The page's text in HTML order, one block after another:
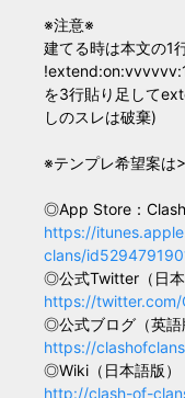
※注意※
建てる時は本文の1
を3行貼り足して
しのスレは破棄)
※テンプレ希望案は
◎App Store：
https://
clans/
◎公式Twitter（日本
https://twitter.com/
◎公式ブログ（英語
https://
◎Wiki（日本語版）
http://clash-of-